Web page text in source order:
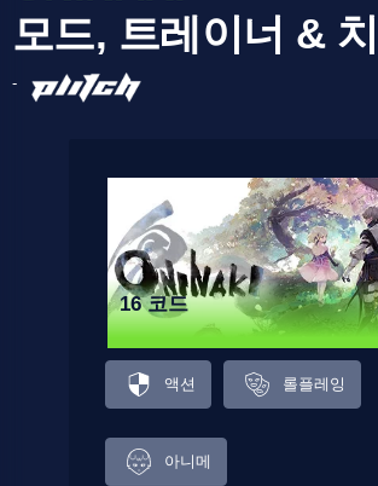
모드, 트레이너 &
-
16 코드
액션 롤플레잉
아니메